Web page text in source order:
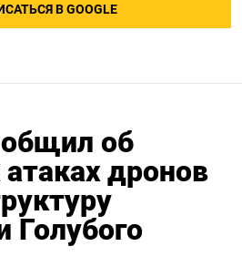
В GOOGLE
об
дронов
Голубого